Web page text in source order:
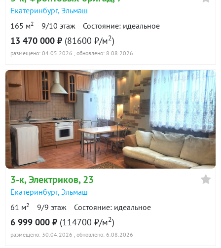
Екатеринбург, Эльмаш
165 м2 9/10 этаж Состояние: идеальное
13 470 000 ₽ (81600 ₽/м2)
размещено: 04.05.2026 , обновлено: 8.08.2026
3-к, Электриков, 23
Екатеринбург, Эльмаш
61 м2 9/9 этаж Состояние: идеальное
6 999 000 ₽ (114700 ₽/м2)
размещено: 30.04.2026 , обновлено: 6.08.2026